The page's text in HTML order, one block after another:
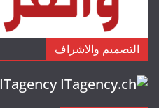
التصميم والاشراف
ITagency